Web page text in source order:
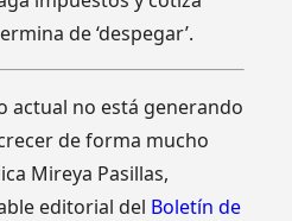
de ‘despegar’.
actual no está generando
de forma mucho
Mireya Pasillas,
editorial del Boletín de